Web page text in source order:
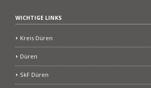
WICHTIGE LINKS
Kreis Düren
Düren
SkF Düren